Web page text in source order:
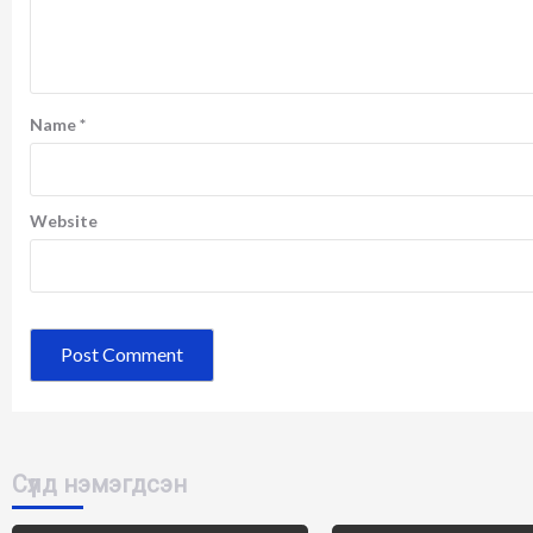
Name*
Website
Сүүлд нэмэгдсэн